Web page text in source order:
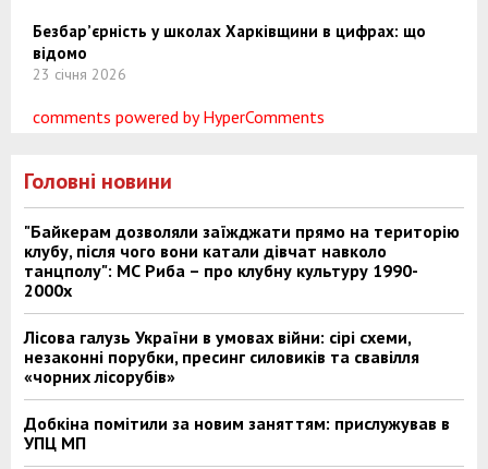
Безбар’єрність у школах Харківщини в цифрах: що
відомо
23 січня 2026
comments powered by HyperComments
Головні новини
"Байкерам дозволяли заїжджати прямо на територію
клубу, після чого вони катали дівчат навколо
танцполу": МС Риба – про клубну культуру 1990-
2000х
Лісова галузь України в умовах війни: сірі схеми,
незаконні порубки, пресинг силовиків та свавілля
«чорних лісорубів»
Добкіна помітили за новим заняттям: прислужував в
УПЦ МП